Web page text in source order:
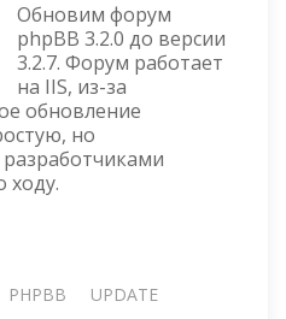
ДО
Обновим форум
phpBB 3.2.0 до версии
3.2.7. Форум работает
на IIS, из-за
обновление
но
ходу.
PHPBB UPDATE